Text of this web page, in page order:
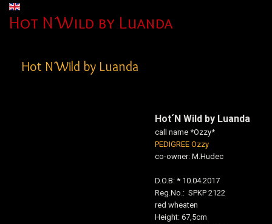
Vyberte váš jazyk
Hot N´Wild by Luanda
Hot N´Wild by Luanda
Hot´N Wild by Luanda
call name *Ozzy*
PEDIGREE Ozzy
co-owner: M.Hudec
D.O.B: * 10.04.2017
Reg.No.: SPKP 2122
red wheaten
Height: 67,5cm